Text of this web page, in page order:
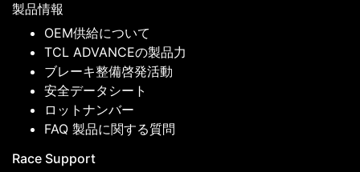
製品情報
OEM供給について
TCL ADVANCEの製品力
ブレーキ整備啓発活動
安全データシート
ロットナンバー
FAQ 製品に関する質問
Race Support